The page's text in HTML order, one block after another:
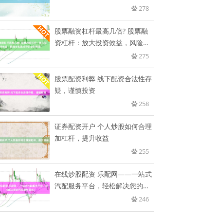
278
股票融资杠杆最高几倍? 股票融
资杠杆：放大投资效益，风险与
275
股票配资利弊 线下配资合法性存
疑，谨慎投资
258
证券配资开户 个人炒股如何合理
加杠杆，提升收益
255
在线炒股配资 乐配网——一站式
汽配服务平台，轻松解决您的汽
246